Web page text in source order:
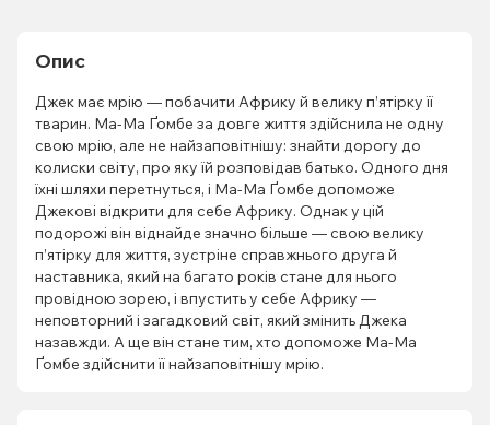
Опис
Джек має мрію — побачити Африку й велику п’ятірку її
тварин. Ма-Ма Ґомбе за довге життя здійснила не одну
свою мрію, але не найзаповітнішу: знайти дорогу до
колиски світу, про яку їй розповідав батько. Одного дня
їхні шляхи перетнуться, і Ма-Ма Ґомбе допоможе
Джекові відкрити для себе Африку. Однак у цій
подорожі він віднайде значно більше — свою велику
п’ятірку для життя, зустріне справжнього друга й
наставника, який на багато років стане для нього
провідною зорею, і впустить у себе Африку —
неповторний і загадковий світ, який змінить Джека
назавжди. А ще він стане тим, хто допоможе Ма-Ма
Ґомбе здійснити її найзаповітнішу мрію.